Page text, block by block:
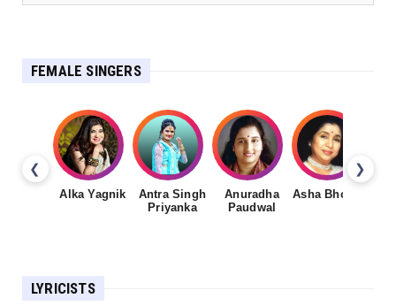
FEMALE SINGERS
❮ ❯
Alka Yagnik
Antra Singh
Priyanka
Anuradha
Paudwal
Asha Bhosale
LYRICISTS